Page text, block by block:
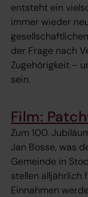
entsteht ein
immer wieder
der Frage nach
Zugehörigkeit –
sein.
Film:
Zum 100.
Jan Bosse, was
Gemeinde in
stellen alljährlich
Einnahmen